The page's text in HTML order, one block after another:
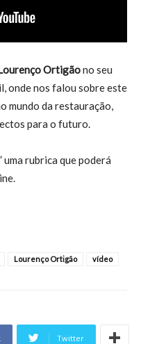
Ortigãono seu
onde nos falou sobre este
mundo da restauração,
para o futuro.
uma rubrica que poderá
Lourenço Ortigão vídeo
Twitter